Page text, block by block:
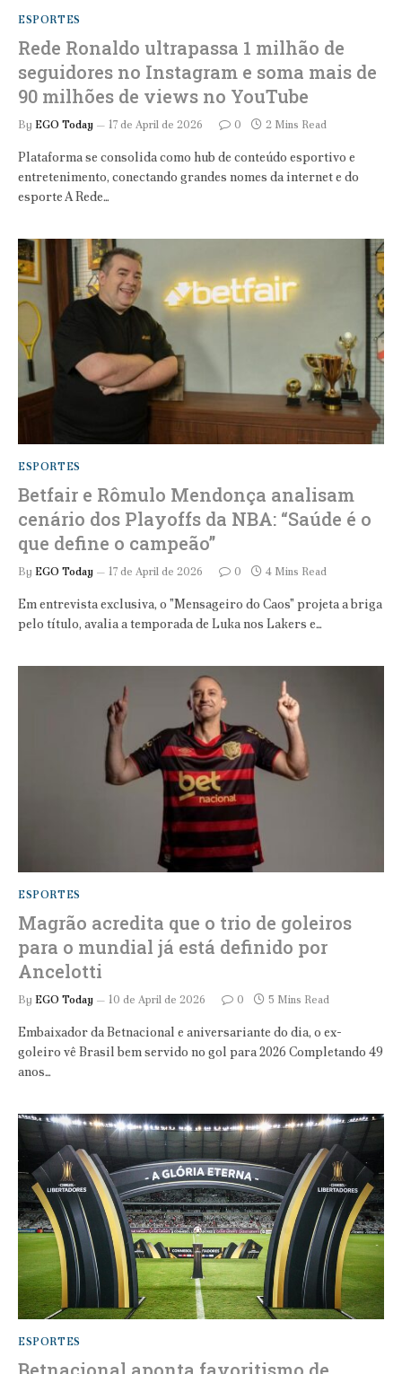
ESPORTES
Rede Ronaldo ultrapassa 1 milhão de
seguidores no Instagram e soma mais de
90 milhões de views no YouTube
By EGO Today 17 de April de 2026 0 2 Mins Read
Plataforma se consolida como hub de conteúdo esportivo e
entretenimento, conectando grandes nomes da internet e do
esporte A Rede…
ESPORTES
Betfair e Rômulo Mendonça analisam
cenário dos Playoffs da NBA: “Saúde é o
que define o campeão”
By EGO Today 17 de April de 2026 0 4 Mins Read
Em entrevista exclusiva, o "Mensageiro do Caos" projeta a briga
pelo título, avalia a temporada de Luka nos Lakers e…
ESPORTES
Magrão acredita que o trio de goleiros
para o mundial já está definido por
Ancelotti
By EGO Today 10 de April de 2026 0 5 Mins Read
Embaixador da Betnacional e aniversariante do dia, o ex-
goleiro vê Brasil bem servido no gol para 2026 Completando 49
anos…
ESPORTES